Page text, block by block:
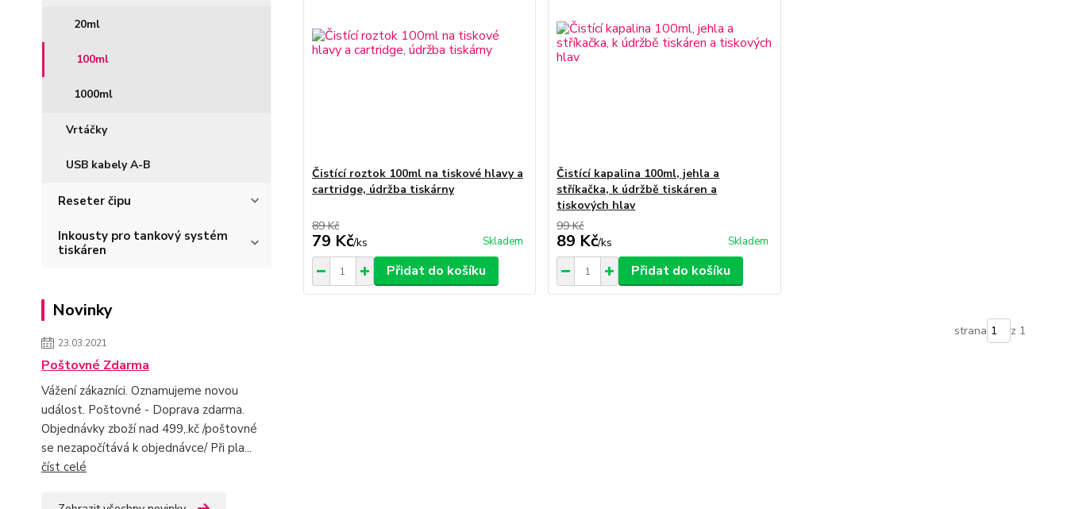
20ml
100ml
1000ml
Vrtáčky
USB kabely A-B
Reseter čipu
Inkousty pro tankový systém
tiskáren
Novinky
23.03.2021
Poštovné Zdarma
Vážení zákazníci. Oznamujeme novou
událost. Poštovné - Doprava zdarma.
Objednávky zboží nad 499,.kč /poštovné
se nezapočítává k objednávce/ Při pla...
číst celé
Čistící roztok 100ml na tiskové hlavy a
cartridge, údržba tiskárny
89 Kč
79 Kč/ks Skladem
Přidat do košíku
Čistící kapalina 100ml, jehla a
stříkačka, k údržbě tiskáren a
tiskových hlav
99 Kč
89 Kč/ks Skladem
Přidat do košíku
strana z 1